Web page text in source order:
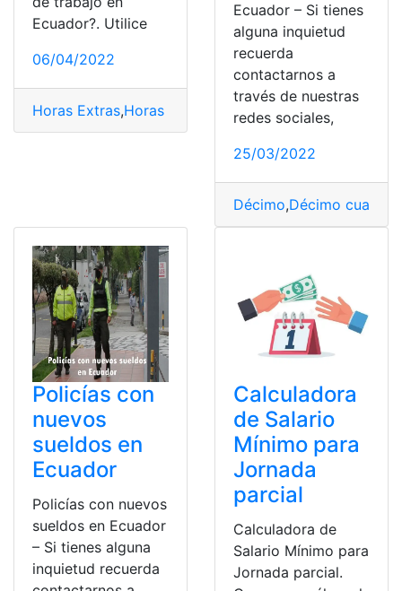
Ecuador?. Utilice
06/04/2022
Horas Extras,Horas Suplementarias sueldo
Ecuador – Si tienes
alguna inquietud
recuerda
contactarnos a
través de nuestras
redes sociales,
25/03/2022
Décimo,Décimo cuarto
Policías con
nuevos
sueldos en
Ecuador
Policías con nuevos
sueldos en Ecuador
– Si tienes alguna
inquietud recuerda
Calculadora
de Salario
Mínimo para
Jornada
parcial
Calculadora de
Salario Mínimo para
Jornada parcial.